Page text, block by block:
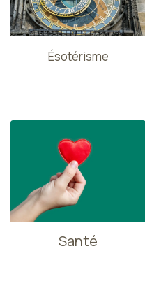
Ésotérisme
Santé